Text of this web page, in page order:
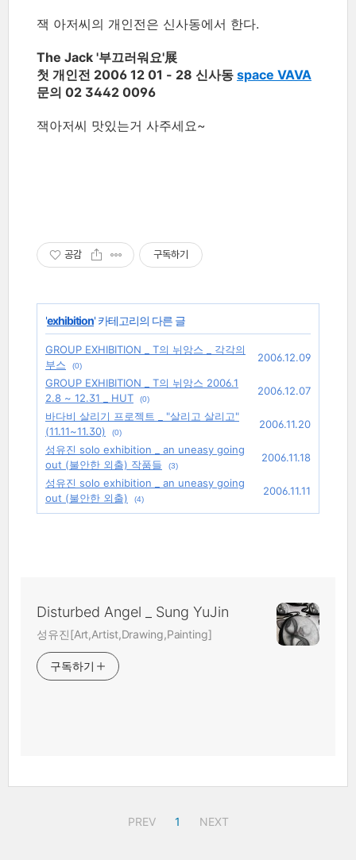
잭 아저씨의 개인전은 신사동에서 한다.
The Jack '부끄러워요'展
첫 개인전 2006 12 01 - 28 신사동 space VAVA
문의 02 3442 0096
잭아저씨 맛있는거 사주세요~
공감 구독하기
'exhibition' 카테고리의 다른 글
GROUP EXHIBITION _ T의 뉘앙스 _ 각각의
부스
(0)
2006.12.09
GROUP EXHIBITION _ T의 뉘앙스 2006.1
2.8 ~ 12.31 _ HUT
(0)
2006.12.07
바다비 살리기 프로젝트 _ "살리고 살리고"
(11.11~11.30)
(0)
2006.11.20
성유진 solo exhibition _ an uneasy going
out (불안한 외출) 작품들
(3)
2006.11.18
성유진 solo exhibition _ an uneasy going
out (불안한 외출)
(4)
2006.11.11
Disturbed Angel _ Sung YuJin
성유진[Art,Artist,Drawing,Painting]
구독하기
PREV 1 NEXT